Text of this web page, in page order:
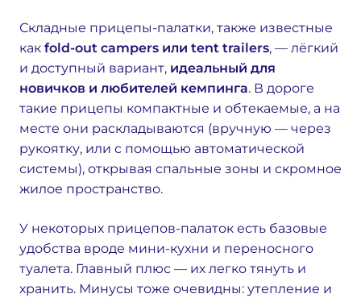
Складные прицепы-палатки, также известные
как fold-out campers или tent trailers, — лёгкий
и доступный вариант, идеальный для
новичков и любителей кемпинга. В дороге
такие прицепы компактные и обтекаемые, а на
месте они раскладываются (вручную — через
рукоятку, или с помощью автоматической
системы), открывая спальные зоны и скромное
жилое пространство.
У некоторых прицепов-палаток есть базовые
удобства вроде мини-кухни и переносного
туалета. Главный плюс — их легко тянуть и
хранить. Минусы тоже очевидны: утепление и